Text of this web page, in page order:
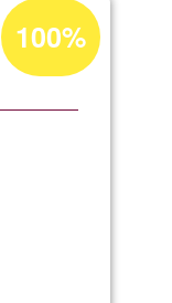
Acceptance
percentage
100%